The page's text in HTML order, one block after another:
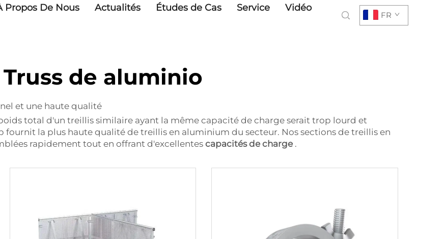
Propos De Nous Actualités Études de Cas Service
Vidéo
FR
Truss de aluminio
et une haute qualité
total d'un treillis similaire ayant la même capacité de charge serait trop lourd et
la plus haute qualité de treillis en aluminium du secteur. Nos sections de treillis en
rapidement tout en offrant d'excellentes capacités de charge .